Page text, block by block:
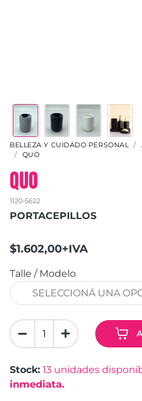
BELLEZA Y CUIDADO PERSONAL
QUO
QUO
1120-5622
PORTACEPILLOS
$1.602,00+IVA
Talle / Modelo
Stock: 13 unidades
inmediata.